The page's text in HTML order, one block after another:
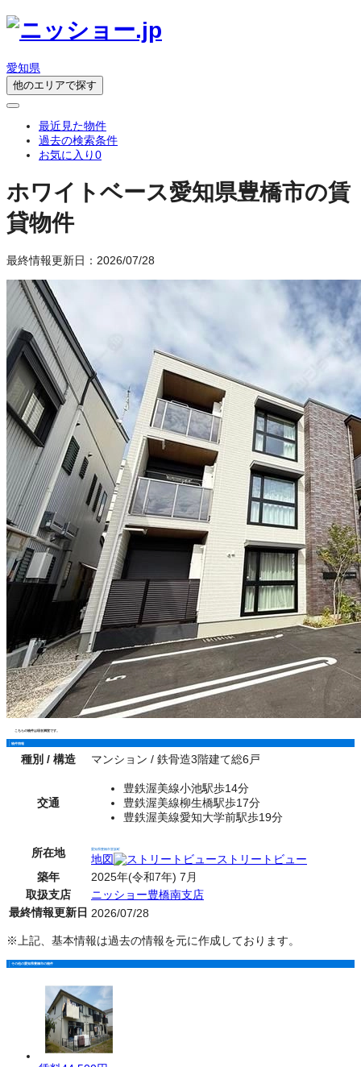
愛知県
他のエリアで探す
最近見た物件
過去の検索条件
お気に入り0
ホワイトベース愛知県豊橋市の賃
貸物件
最終情報更新日：2026/07/28
こちらの物件は現在満室です。
物件情報
種別 / 構造 マンション / 鉄骨造3階建て総6戸
交通
豊鉄渥美線小池駅歩14分
豊鉄渥美線柳生橋駅歩17分
豊鉄渥美線愛知大学前駅歩19分
所在地 愛知県豊橋市堂坂町
地図
ストリートビュー
築年
2025年(令和7年) 7月
取扱支店
ニッショー豊橋南支店
最終情報更新日 2026/07/28
※上記、基本情報は過去の情報を元に作成しております。
その他の愛知県豊橋市の物件